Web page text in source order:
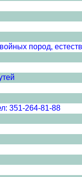
пород,
351-264-81-88